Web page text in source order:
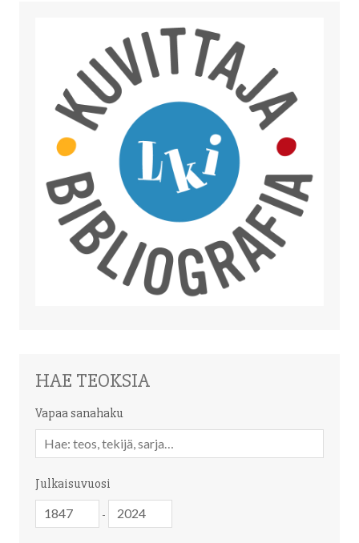
HAE TEOKSIA
Vapaa sanahaku
sanahaku
Julkaisuvuosi
-